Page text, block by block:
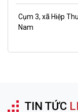
Cụm 3, xã Hiệp
Nam
TIN TỨC